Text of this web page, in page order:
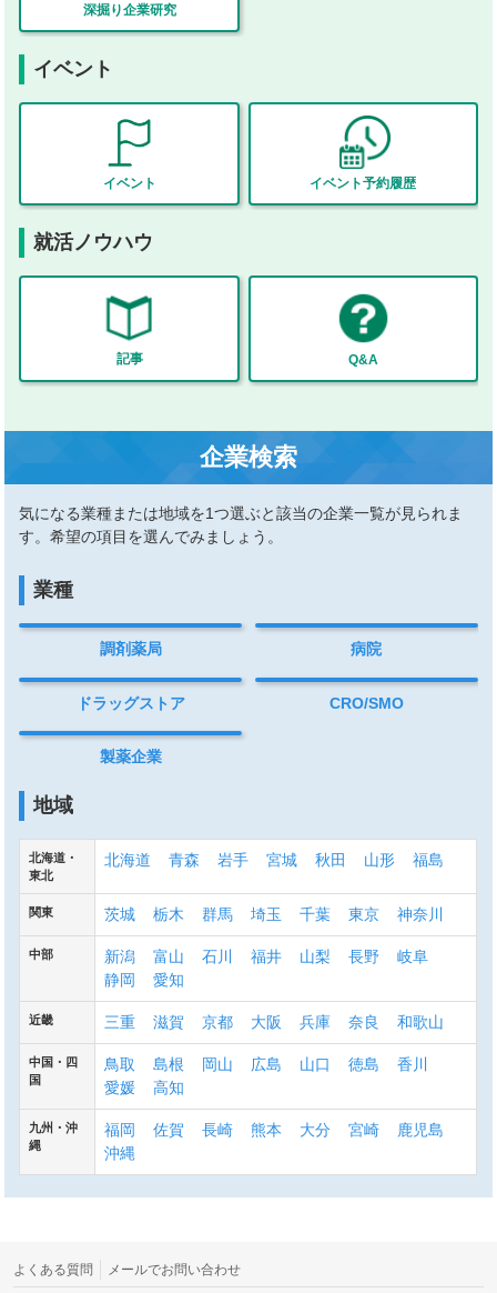
深掘り企業研究
イベント
イベント イベント予約履歴
就活ノウハウ
記事 Q&A
企業検索
気になる業種または地域を1つ選ぶと該当の企業一覧が見られま
す。希望の項目を選んでみましょう。
業種
調剤薬局 病院
ドラッグストア CRO/SMO
製薬企業
地域
北海道・
東北
北海道 青森 岩手 宮城 秋田 山形 福島
関東 茨城 栃木 群馬 埼玉 千葉 東京 神奈川
中部 新潟 富山 石川 福井 山梨 長野
岐阜
静岡
愛知
近畿 三重 滋賀 京都 大阪 兵庫 奈良 和歌山
中国・四
国
鳥取 島根 岡山 広島 山口 徳島
香川
愛媛
高知
九州・沖
縄
福岡 佐賀 長崎 熊本 大分 宮崎
鹿児島
沖縄
よくある質問 メールでお問い合わせ